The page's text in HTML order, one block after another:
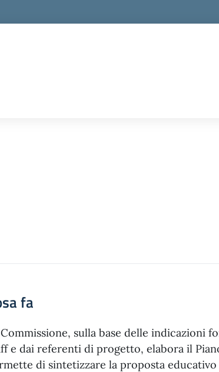
fa
sulla base delle indicazioni
e dai referenti di progetto, elabora il
di sintetizzare la proposta